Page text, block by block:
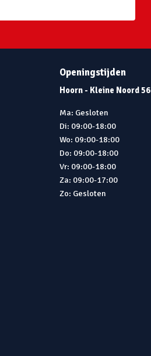
Openingstijden
Hoorn - Kleine Noord 56
Ma: Gesloten
Di: 09:00-18:00
Wo: 09:00-18:00
Do: 09:00-18:00
Vr: 09:00-18:00
Za: 09:00-17:00
Zo: Gesloten